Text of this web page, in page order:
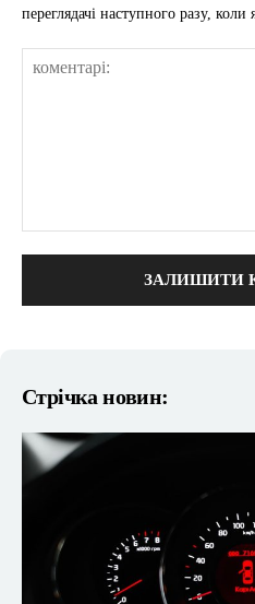
переглядачі наступного разу, коли
Стрічка новин: